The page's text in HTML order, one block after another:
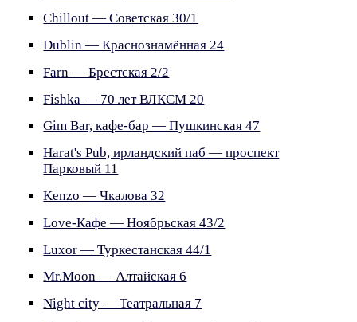
Chillout — Советская 30/1
Dublin — Краснознамённая 24
Farn — Брестская 2/2
Fishka — 70 лет ВЛКСМ 20
Gim Bar, кафе-бар — Пушкинская 47
Harat's Pub, ирландский паб — проспект
Парковый 11
Kenzo — Чкалова 32
Love-Кафе — Ноябрьская 43/2
Luxor — Туркестанская 44/1
Mr.Moon — Алтайская 6
Night city — Театральная 7